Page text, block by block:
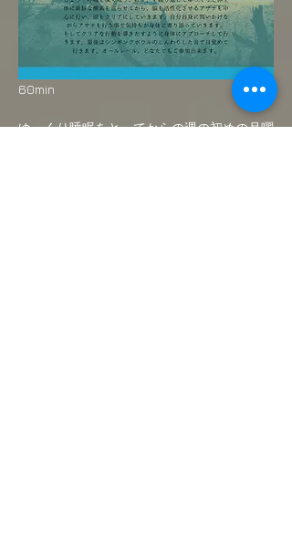
60min
ゆっくり睡眠をとってからの週の初めの月曜